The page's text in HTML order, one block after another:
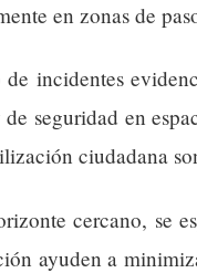
en zonas de
de incidentes
seguridad en
ciudadana
cercano, se
ayuden a